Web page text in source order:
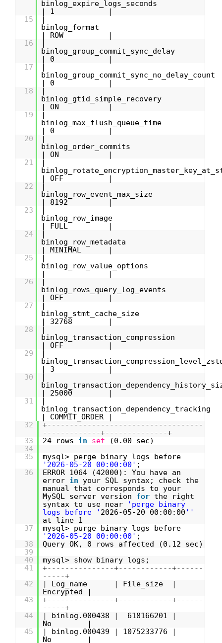
| 1 |
15
|
| ROW |
16
|
| 0 |
17
|
| 0 |
18
|
| ON |
19
|
| 0 |
20
|
| ON |
21
|
| OFF |
22
|
| 8192 |
23
|
| FULL |
24
|
| MINIMAL |
25
|
| |
26
|
| OFF |
27
|
| 32768 |
28
|
| OFF |
29
|
| 3 |
30
|
| 25000 |
31
|
| COMMIT_ORDER |
32
+-----------------------------------
-------------+--------------+
33
24 rows in set
(0.00 sec)
34
35
mysql> perge binary logs before
'2026-05-20 00:00:00' ;
36
ERROR 1064 (42000): You have an
error in
your SQL syntax; check the
manual that corresponds to your
MySQL server version for the right
syntax to use near
'perge binary
logs before ' 2026-05-20 00:00:00 ''
at line 1
37
mysql> purge binary logs before
'2026-05-20 00:00:00' ;
38
Query OK, 0 rows affected (0.12 sec)
39
40
mysql> show binary logs;
41
+---------------+------------+------
-----+
42
| Log_name | File_size |
Encrypted |
43
+---------------+------------+------
-----+
44
| binlog.000438 | 618166201 |
No |
45
| binlog.000439 | 1075233776 |
No |